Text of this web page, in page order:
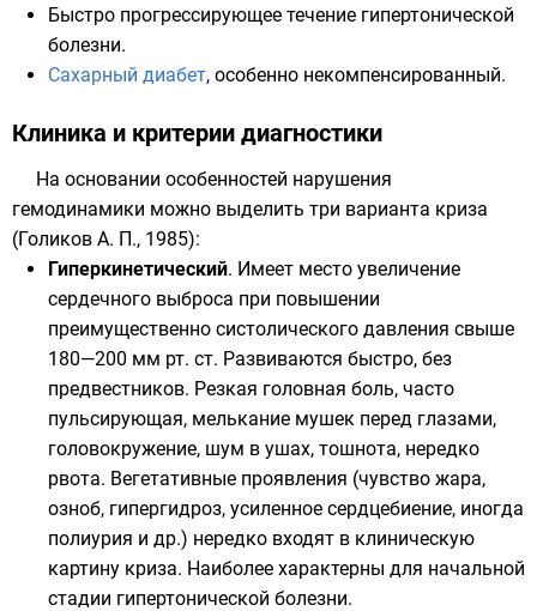
Быстро прогрессирующее течение гипертонической
болезни.
Сахарный диабет, особенно некомпенсированный.
Клиника и критерии диагностики
На основании особенностей нарушения
гемодинамики можно выделить три варианта криза
(Голиков А. П., 1985):
Гиперкинетический. Имеет место увеличение
сердечного выброса при повышении
преимущественно систолического давления свыше
180—200 мм рт. ст. Развиваются быстро, без
предвестников. Резкая головная боль, часто
пульсирующая, мелькание мушек перед глазами,
головокружение, шум в ушах, тошнота, нередко
рвота. Вегетативные проявления (чувство жара,
озноб, гипергидроз, усиленное сердцебиение, иногда
полиурия и др.) нередко входят в клиническую
картину криза. Наиболее характерны для начальной
стадии гипертонической болезни.